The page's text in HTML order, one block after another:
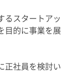
るスタートアッ
目的に事業を展
正社員を検討い